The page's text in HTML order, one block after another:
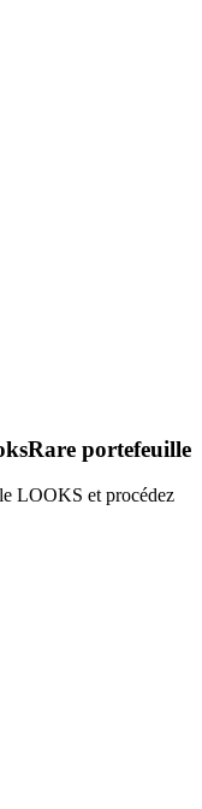
portefeuille
LOOKS et procédez